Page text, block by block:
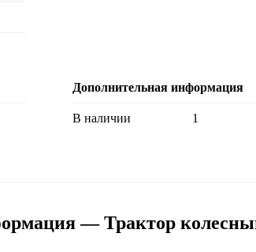
Дополнительная информация
В наличии 1
— Трактор